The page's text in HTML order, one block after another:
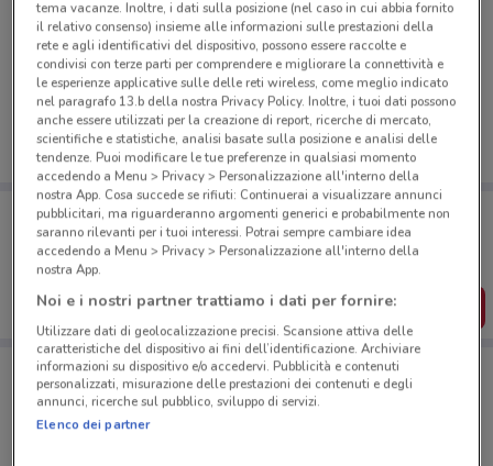
Ci dispiace, al momento non abbiamo pubblicato
volantini nella tua zona. Riprova più tardi.
Porta DoveConviene sempre con te!
Puoi trovare le migliori offerte dei negozi vicino a te,
salvarle e creare la tua lista del risparmio, comodamente
SCARICA L’APP
Negozi Dedicar a Buccinasco
tema vacanze. Inoltre, i dati sulla posizione (nel caso in cui abbia fornito
il relativo consenso) insieme alle informazioni sulle prestazioni della
rete e agli identificativi del dispositivo, possono essere raccolte e
condivisi con terze parti per comprendere e migliorare la connettività e
le esperienze applicative sulle delle reti wireless, come meglio indicato
nel paragrafo 13.b della nostra Privacy Policy. Inoltre, i tuoi dati possono
anche essere utilizzati per la creazione di report, ricerche di mercato,
scientifiche e statistiche, analisi basate sulla posizione e analisi delle
tendenze. Puoi modificare le tue preferenze in qualsiasi momento
accedendo a Menu > Privacy > Personalizzazione all'interno della
nostra App. Cosa succede se rifiuti: Continuerai a visualizzare annunci
pubblicitari, ma riguarderanno argomenti generici e probabilmente non
saranno rilevanti per i tuoi interessi. Potrai sempre cambiare idea
accedendo a Menu > Privacy > Personalizzazione all'interno della
nostra App.
Noi e i nostri partner trattiamo i dati per fornire:
Utilizzare dati di geolocalizzazione precisi. Scansione attiva delle
caratteristiche del dispositivo ai fini dell’identificazione. Archiviare
informazioni su dispositivo e/o accedervi. Pubblicità e contenuti
personalizzati, misurazione delle prestazioni dei contenuti e degli
annunci, ricerche sul pubblico, sviluppo di servizi.
Elenco dei partner